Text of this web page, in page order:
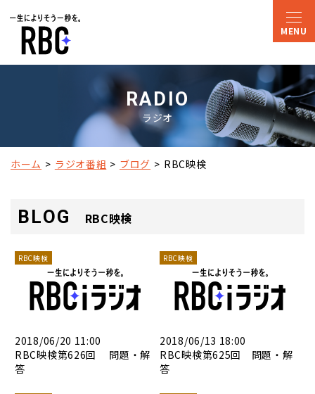
RADIO
ラジオ
ホーム ラジオ番組 ブログ RBC映検
BLOG RBC映検
RBC映検
2018/06/20 11:00
RBC映検第626回 問題・解
答
RBC映検
2018/06/13 18:00
RBC映検第625回 問題・解
答